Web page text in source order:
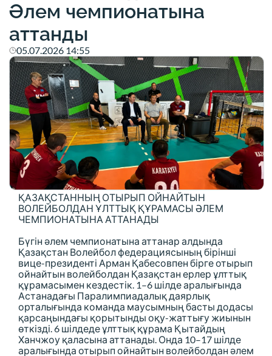
Әлем чемпионатына
аттанды
05.07.2026 14:55
ҚАЗАҚСТАННЫҢ ОТЫРЫП ОЙНАЙТЫН
ВОЛЕЙБОЛДАН ҰЛТТЫҚ ҚҰРАМАСЫ ӘЛЕМ
ЧЕМПИОНАТЫНА АТТАНАДЫ
Бүгін әлем чемпионатына аттанар алдында
Қазақстан Волейбол федерациясының бірінші
вице-президенті Арман Қабесовпен бірге отырып
ойнайтын волейболдан Қазақстан ерлер ұлттық
құрамасымен кездестік. 1–6 шілде аралығында
Астанадағы Паралимпиадалық даярлық
орталығында команда маусымның басты додасы
қарсаңындағы қорытынды оқу-жаттығу жиынын
өткізді. 6 шілдеде ұлттық құрама Қытайдың
Ханчжоу қаласына аттанады. Онда 10–17 шілде
аралығында отырып ойнайтын волейболдан әлем